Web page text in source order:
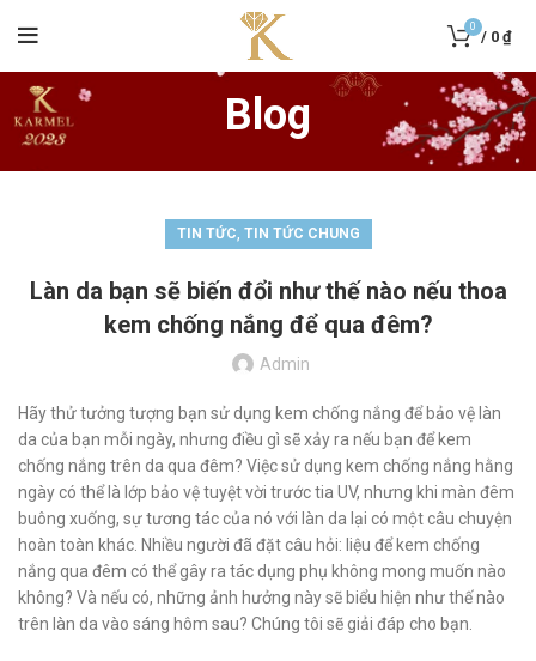
0
/ 0 ₫
Blog
TIN TỨC, TIN TỨC CHUNG
Làn da bạn sẽ biến đổi như thế nào nếu thoa
kem chống nắng để qua đêm?
Admin
Hãy thử tưởng tượng bạn sử dụng kem chống nắng để bảo vệ làn
da của bạn mỗi ngày, nhưng điều gì sẽ xảy ra nếu bạn để kem
chống nắng trên da qua đêm? Việc sử dụng kem chống nắng hằng
ngày có thể là lớp bảo vệ tuyệt vời trước tia UV, nhưng khi màn đêm
buông xuống, sự tương tác của nó với làn da lại có một câu chuyện
hoàn toàn khác. Nhiều người đã đặt câu hỏi: liệu để kem chống
nắng qua đêm có thể gây ra tác dụng phụ không mong muốn nào
không? Và nếu có, những ảnh hưởng này sẽ biểu hiện như thế nào
trên làn da vào sáng hôm sau? Chúng tôi sẽ giải đáp cho bạn.